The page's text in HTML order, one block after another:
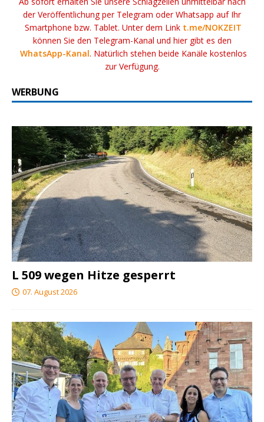
der Veröffentlichung per Telegram oder Whatsapp auf Ihr
Smartphone bzw. Tablet. Unter dem Link t.me/NOKZEIT
können Sie den Telegram-Kanal und hier gibt es den
WhatsApp-Kanal. Natürlich stehen beide Kanäle kostenlos
zur Verfügung.
WERBUNG
L 509 wegen Hitze gesperrt
07. August 2026